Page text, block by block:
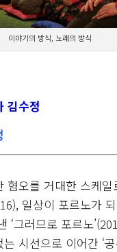
이야기의 방식, 노래의 방식
김수정
혐오를 거대한 스케일
일상이 포르노가
‘그러므로 포르노
시선으로 이어간 ‘